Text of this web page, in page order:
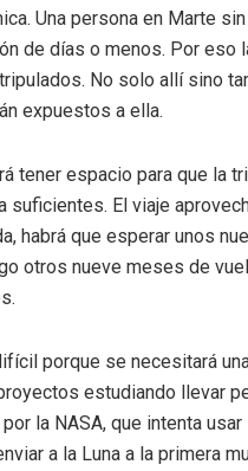
Una persona en Marte
de días o menos. Por eso
No solo allí sino
expuestos a ella.
tener espacio para que la
suficientes. El viaje
habrá que esperar unos
otros nueve meses de
porque se necesitará
estudiando llevar
la NASA, que intenta
a la Luna a la primera